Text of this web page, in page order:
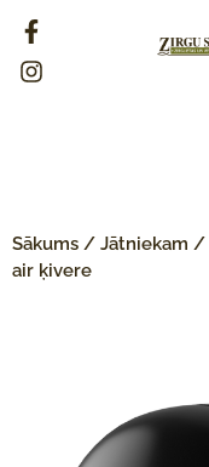
Sākums / Jātniekam /
air ķivere